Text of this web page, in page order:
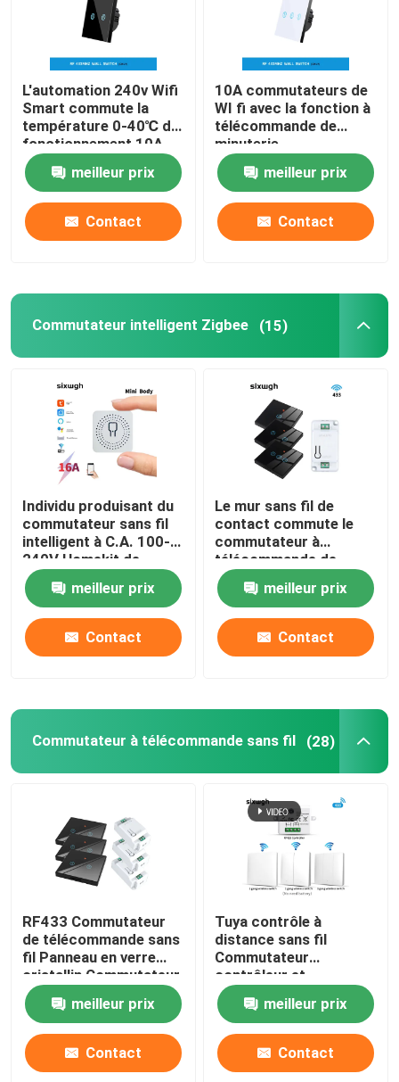
Au sujet de nous
Visite d'usine
Contrôle de qualité
Contactez-nous
Demandez une citation
Commutateurs intelligents Wi-Fi
Commutateur à télécommande sans fil
Prise intelligente de Wifi
Prise intelligente de Zigbee
Prise intelligente de Homekit
L'automation 240v Wifi
Smart commute la
température 0-40℃ du
fonctionnement 10A
meilleur prix
Contact
10A commutateurs de
WI fi avec la fonction à
télécommande de
minuterie
meilleur prix
Contact
Commutateur intelligent Zigbee (15)
Individu produisant du
commutateur sans fil
intelligent à C.A. 100-
240V Homekit de
commutateur de
Zigbee meilleur prix
Contact
Le mur sans fil de
contact commute le
commutateur à
télécommande de
panneau en verre de
luxe des ensembles
RF433 1gang
meilleur prix
Contact
Commutateur à télécommande sans fil (28)
RF433 Commutateur
de télécommande sans
fil Panneau en verre
cristallin Commutateur
tactile avec
disjoncteur 10A refaire
circuit de l'ancienne
version
meilleur prix
Contact
Tuya contrôle à
distance sans fil
Commutateur
contrôleur et
récepteur correspond
à tuya module de
soutien Google Alexa
contrôle vocal
meilleur prix
Contact